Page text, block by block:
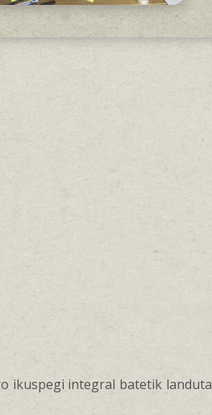
ikuspegi integral batetik landuta